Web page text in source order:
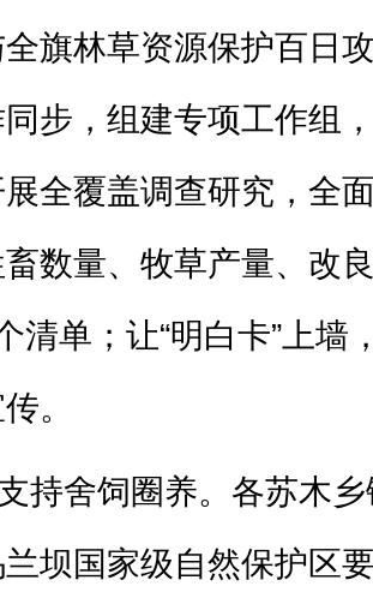
旗林草资源保护百日
步，组建专项工作组
全覆盖调查研究，全
数量、牧草产量、改
清单； 让“明白卡”上墙
。
持舍饲圈养。各苏木
坝国家级自然保护区